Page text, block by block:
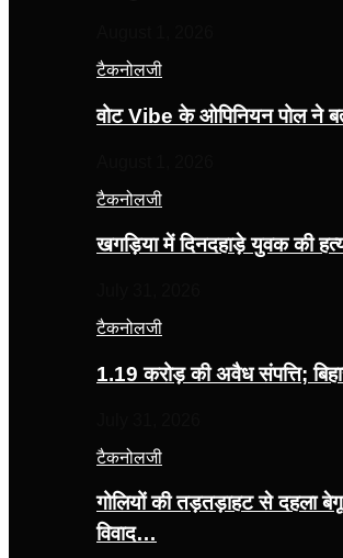
टैकनोलजी
वोट Vibe के ओपिनियन पोल ने
टैकनोलजी
खगड़िया में दिनदहाड़े युवक की
टैकनोलजी
1.19 करोड़ की अवैध संपत्ति;
टैकनोलजी
गोलियों की तड़तड़ाहट से दहला
विवाद…